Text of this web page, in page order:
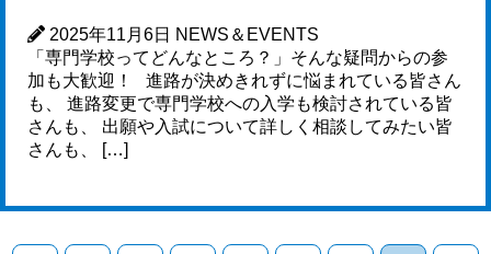
2025年11月6日 NEWS＆EVENTS
「専門学校ってどんなところ？」そんな疑問からの参
加も大歓迎！ 進路が決めきれずに悩まれている皆さん
も、 進路変更で専門学校への入学も検討されている皆
さんも、 出願や入試について詳しく相談してみたい皆
さんも、 […]